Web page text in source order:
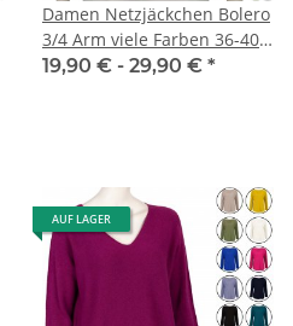
Damen Netzjäckchen Bolero
3/4 Arm viele Farben 36-40
One Size
19,90 € - 29,90 € *
AUF LAGER